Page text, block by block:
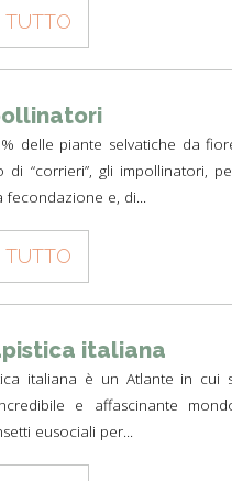
TUTTO
delle piante selvatiche da
di “corrieri”, gli impollinatori,
fecondazione e, di...
TUTTO
italiana
italiana è un Atlante in cui
e affascinante
eusociali per...